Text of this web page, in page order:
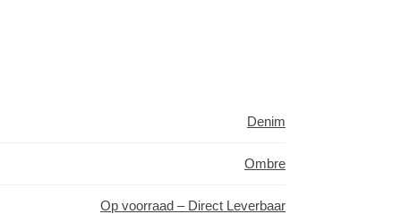
Denim
Ombre
Op voorraad – Direct Leverbaar